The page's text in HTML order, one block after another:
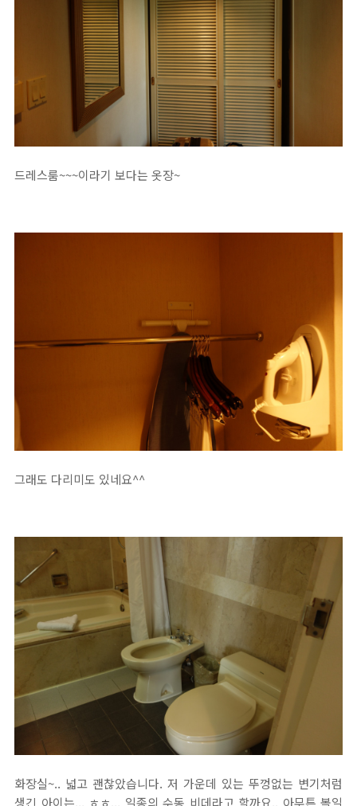
드레스룸~~~이라기 보다는 옷장~
그래도 다리미도 있네요^^
화장실~.. 넓고 괜찮았습니다. 저 가운데 있는 뚜껑없는 변기처럼